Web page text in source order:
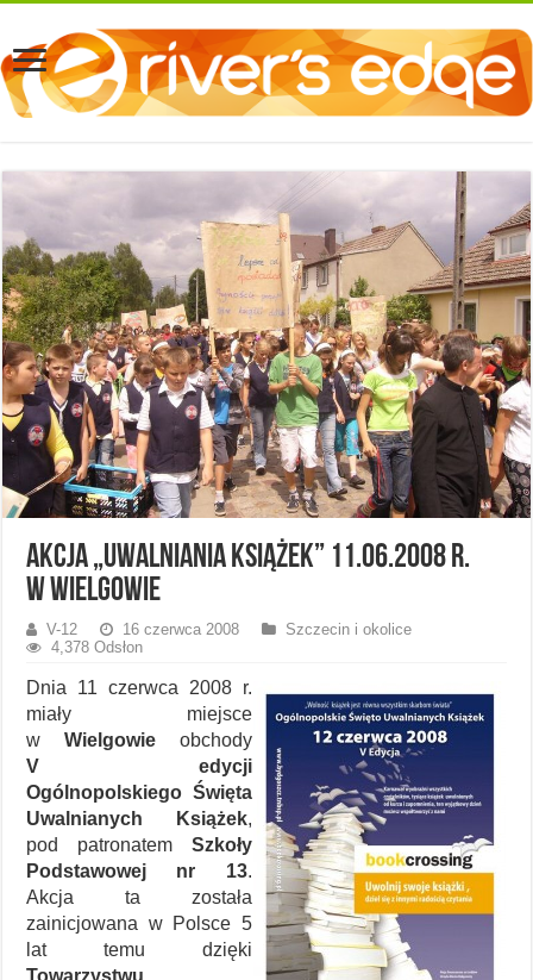
Akcja „Uwalniania książek” 11.06.2008 r.
w Wielgowie
V-12 16 czerwca 2008
Szczecin i okolice
4,378 Odsłon
Dnia 11 czerwca 2008 r.
miały miejsce
w Wielgowie obchody
V edycji
Ogólnopolskiego Święta
Uwalnianych Książek,
pod patronatem Szkoły
Podstawowej nr 13.
Akcja ta została
zainicjowana w Polsce 5
lat temu dzięki